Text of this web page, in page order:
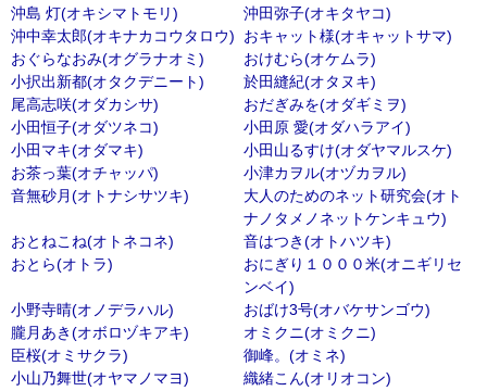
沖島 灯(オキシマトモリ)
沖田弥子(オキタヤコ)
沖中幸太郎(オキナカコウタロウ)
おキャット様(オキャットサマ)
おぐらなおみ(オグラナオミ)
おけむら(オケムラ)
小択出新都(オタクデニート)
於田縫紀(オタヌキ)
尾高志咲(オダカシサ)
おだぎみを(オダギミヲ)
小田恒子(オダツネコ)
小田原 愛(オダハラアイ)
小田マキ(オダマキ)
小田山るすけ(オダヤマルスケ)
お茶っ葉(オチャッパ)
小津カヲル(オヅカヲル)
音無砂月(オトナシサツキ)
大人のためのネット研究会(オト
ナノタメノネットケンキュウ)
おとねこね(オトネコネ)
音はつき(オトハツキ)
おとら(オトラ)
おにぎり１０００米(オニギリセ
ンベイ)
小野寺晴(オノデラハル)
おばけ3号(オバケサンゴウ)
朧月あき(オボロヅキアキ)
オミクニ(オミクニ)
臣桜(オミサクラ)
御峰。(オミネ)
小山乃舞世(オヤマノマヨ)
織緒こん(オリオコン)